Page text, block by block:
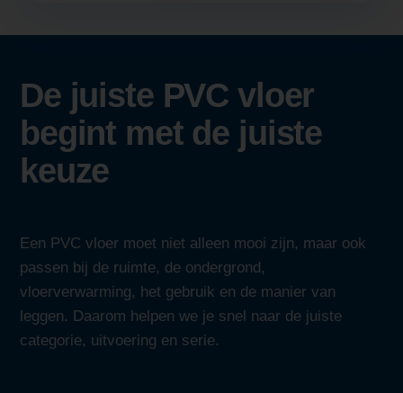
De juiste PVC vloer
begint met de juiste
keuze
Een PVC vloer moet niet alleen mooi zijn, maar ook
passen bij de ruimte, de ondergrond,
vloerverwarming, het gebruik en de manier van
leggen. Daarom helpen we je snel naar de juiste
categorie, uitvoering en serie.